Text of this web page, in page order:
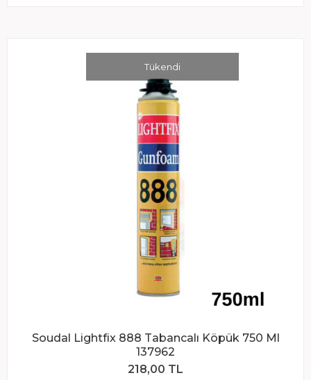
Tükendi
Soudal Lightfix 888 Tabancalı Köpük 750 Ml
137962
218,00 TL